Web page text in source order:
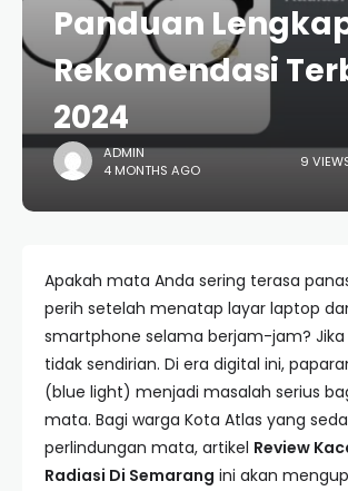
Panduan
Rekomendasi
2024
ADMIN
4 MONTHS AGO
9
Apakah mata Anda sering terasa
perih setelah menatap layar laptop
smartphone selama berjam-jam? Jika
tidak sendirian. Di era digital ini,
(blue light) menjadi masalah serius
mata. Bagi warga Kota Atlas yang
perlindungan mata, artikel Review
Radiasi Di Semarang ini akan